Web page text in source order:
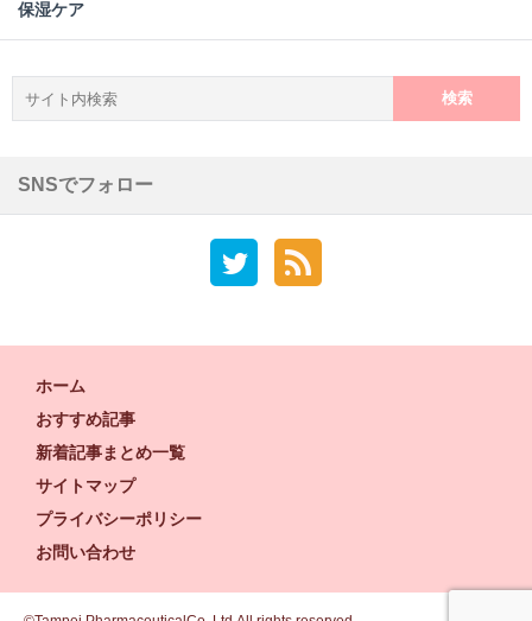
保湿ケア
索:
SNSでフォロー
ホーム
おすすめ記事
新着記事まとめ一覧
サイトマップ
プライバシーポリシー
お問い合わせ